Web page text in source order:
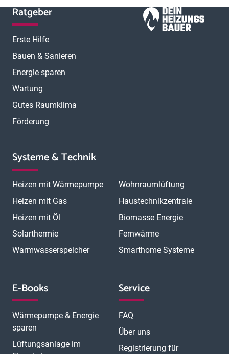
Ratgeber
Erste Hilfe
Bauen & Sanieren
Energie sparen
Wartung
Gutes Raumklima
Förderung
Systeme & Technik
Heizen mit Wärmepumpe
Heizen mit Gas
Heizen mit Öl
Solarthermie
Warmwasserspeicher
Wohnraumlüftung
Haustechnikzentrale
Biomasse Energie
Fernwärme
Smarthome Systeme
E-Books
Wärmepumpe & Energie
sparen
Lüftungsanlage im
Service
FAQ
Über uns
Registrierung für